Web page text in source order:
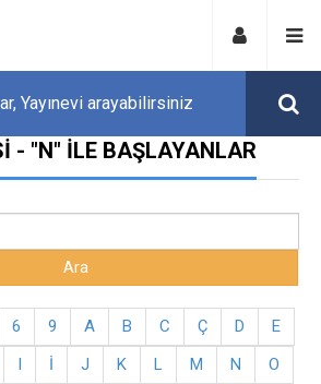
- "N" ILE BAŞLAYANLAR
6 9 A B C Ç D
E
I İ J K L M N
O